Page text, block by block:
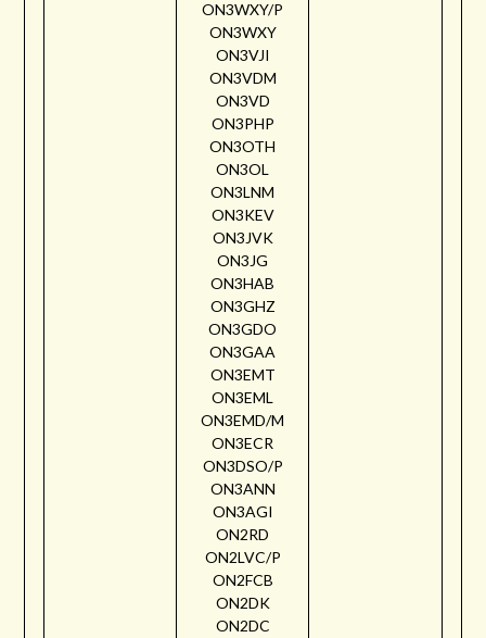
ON3WXY/P
ON3WXY
ON3VJI
ON3VDM
ON3VD
ON3PHP
ON3OTH
ON3OL
ON3LNM
ON3KEV
ON3JVK
ON3JG
ON3HAB
ON3GHZ
ON3GDO
ON3GAA
ON3EMT
ON3EML
ON3EMD/M
ON3ECR
ON3DSO/P
ON3ANN
ON3AGI
ON2RD
ON2LVC/P
ON2FCB
ON2DK
ON2DC